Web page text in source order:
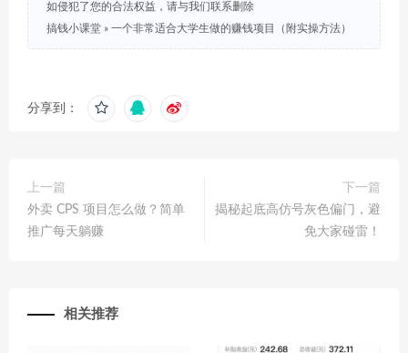
如侵犯了您的合法权益，请与我们联系删除
搞钱小课堂 » 一个非常适合大学生做的赚钱项目（附实操方法）
分享到：
上一篇
外卖 CPS 项目怎么做？简单
推广每天躺赚
下一篇
揭秘起底高仿号灰色偏门，避
免大家碰雷！
相关推荐